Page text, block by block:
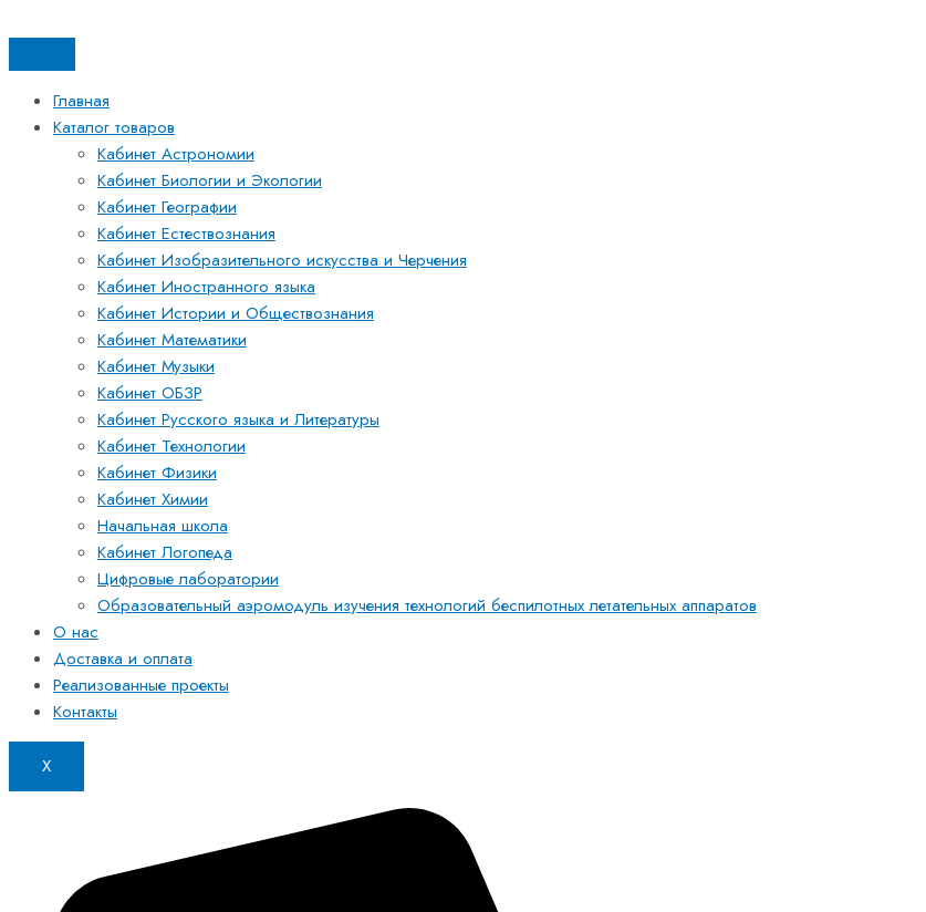
к
содержимому
Главная
Каталог товаров
Кабинет Астрономии
Кабинет Биологии и Экологии
Кабинет Географии
Кабинет Естествознания
Кабинет Изобразительного искусства и Черчения
Кабинет Иностранного языка
Кабинет Истории и Обществознания
Кабинет Математики
Кабинет Музыки
Кабинет ОБЗР
Кабинет Русского языка и Литературы
Кабинет Технологии
Кабинет Физики
Кабинет Химии
Начальная школа
Кабинет Логопеда
Цифровые лаборатории
Образовательный аэромодуль изучения технологий беспилотных летательных аппаратов
О нас
Доставка и оплата
Реализованные проекты
Контакты
X
товара
Электронные
средства
обучения
естествознания